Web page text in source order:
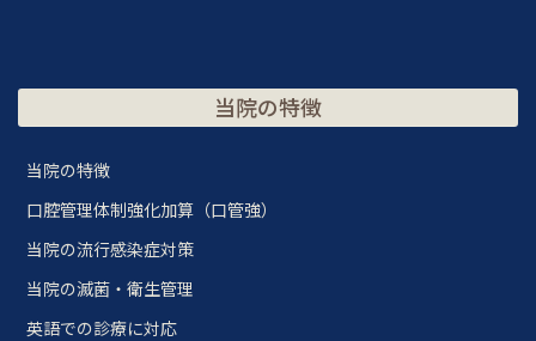
当院の特徴
当院の特徴
口腔管理体制強化加算（口管強）
当院の流行感染症対策
当院の滅菌・衛生管理
英語での診療に対応